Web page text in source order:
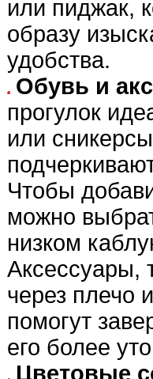
или пиджак,
образу
удобства.
Обувь и
прогулок
или
Чтобы
можно
низком
Аксессуары,
через плечо
помогут
его более
Цветовые